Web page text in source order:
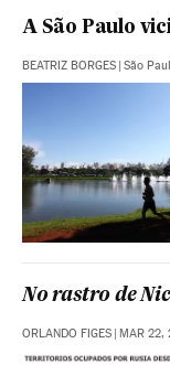
A São Paulo
BEATRIZ BORGES São
No rastro de
ORLANDO FIGES MAR 22,